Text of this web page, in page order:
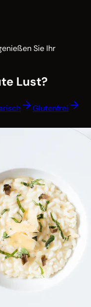
Sie Ihr
Lust?
Glutenfrei